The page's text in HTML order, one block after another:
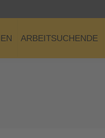
ARBEITSUCHENDE